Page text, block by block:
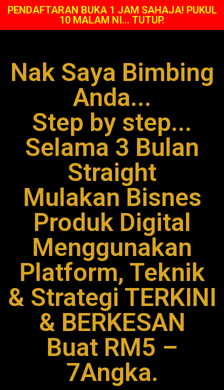
PENDAFTARAN BUKA 1 JAM SAHAJA! PUKUL
10 MALAM NI... TUTUP.
Nak Saya Bimbing
Anda...
Step by step...
Selama 3 Bulan
Straight
Mulakan Bisnes
Produk Digital
Menggunakan
Platform, Teknik
& Strategi TERKINI
& BERKESAN
Buat RM5 –
7Angka.